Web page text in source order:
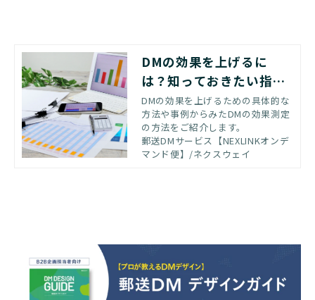
DMの効果を上げるに
は？知っておきたい指標
と、コピーやデザインの
コツ
DMの効果を上げるための具体的な
方法や事例からみたDMの効果測定
の方法をご紹介します。
郵送DMサービス【NEXLINKオンデ
マンド便】/ネクスウェイ